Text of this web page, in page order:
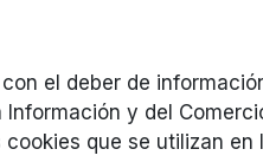
el deber de
Información y del
cookies que se utilizan en